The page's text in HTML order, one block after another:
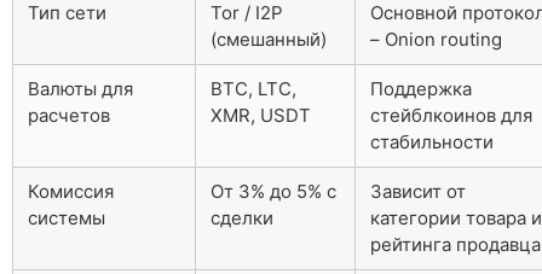
Тип сети
Tor / I2P
(смешанный)
Основной
– Onion routing
Валюты для
расчетов
BTC, LTC,
XMR, USDT
Поддержка
стейблкоинов для
стабильности
Комиссия
системы
От 3% до 5% с
сделки
Зависит от
категории товара и
рейтинга продавца